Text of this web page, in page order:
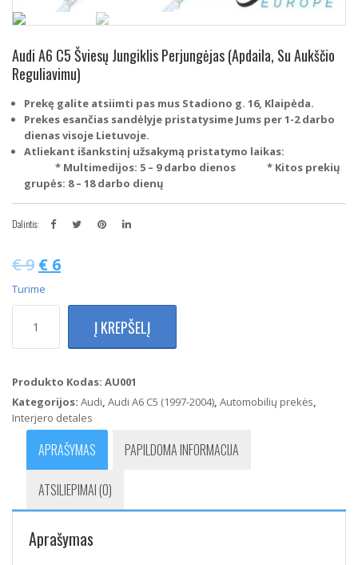
Audi A6 C5 Šviesų Jungiklis Perjungėjas (Apdaila, Su Aukščio
Reguliavimu)
Prekę galite atsiimti pas mus Stadiono g. 16, Klaipėda.
Prekes esančias sandėlyje pristatysime Jums per 1-2 darbo
dienas visoje Lietuvoje.
Atliekant išankstinį užsakymą pristatymo laikas:
* Multimedijos: 5 – 9 darbo dienos * Kitos prekių
grupės: 8 – 18 darbo dienų
Dalintis:
€9 € 6
Turime
kiekis:
C5
jungiklis
perjungėjas
aukščio
reguliavimu)
Į KREPŠELĮ
Produkto Kodas: AU001
Kategorijos: Audi, Audi A6 C5 (1997-2004), Automobilių prekės,
Interjero detales
APRAŠYMAS PAPILDOMA INFORMACIJA
ATSILIEPIMAI (0)
Aprašymas